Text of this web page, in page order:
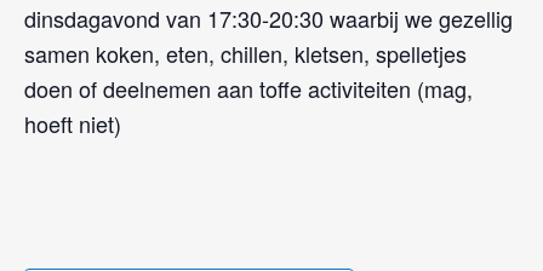
dinsdagavond van 17:30-20:30 waarbij we gezellig
samen koken, eten, chillen, kletsen, spelletjes
doen of deelnemen aan toffe activiteiten (mag,
hoeft niet)